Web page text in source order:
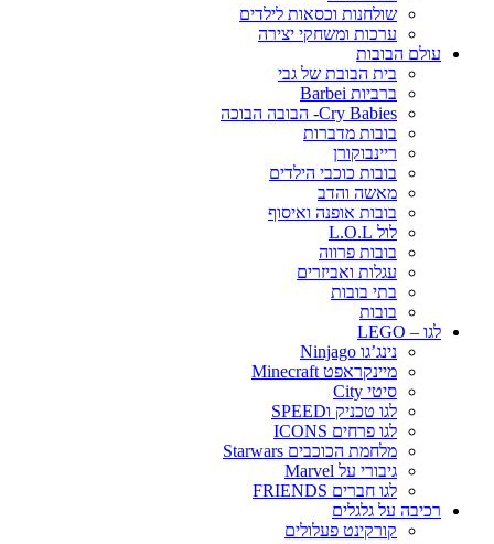
שולחנות וכסאות לילדים
ערכות ומשחקי יצירה
עולם הבובות
בית הבובת של גבי
ברביות Barbei
Cry Babies- הבובה הבוכה
בובות מדברות
ריינבוקורן
בובות כוכבי הילדים
מאשה והדב
בובות אופנה ואיסוף
לול L.O.L
בובות פרווה
עגלות ואביזרים
בתי בובות
בובות
לגו – LEGO
נינג’גו Ninjago
מיינקראפט Minecraft
סיטי City
לגו טכניק וSPEED
לגו פרחים ICONS
מלחמת הכוכבים Starwars
גיבורי על Marvel
לגו חברים FRIENDS
רכיבה על גלגלים
קורקינט פעלולים